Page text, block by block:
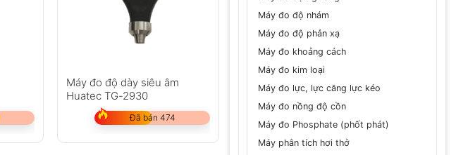
Máy đo độ nhám
Máy đo độ phản xạ
Máy đo khoảng cách
Máy đo kim loại
Máy đo lực, lực căng lực kéo
Máy đo nồng độ cồn
Máy đo Phosphate (phốt phát)
Máy phân tích hơi thở
Máy đo độ dày siêu âm
Huatec TG-2930
Đã bán 474